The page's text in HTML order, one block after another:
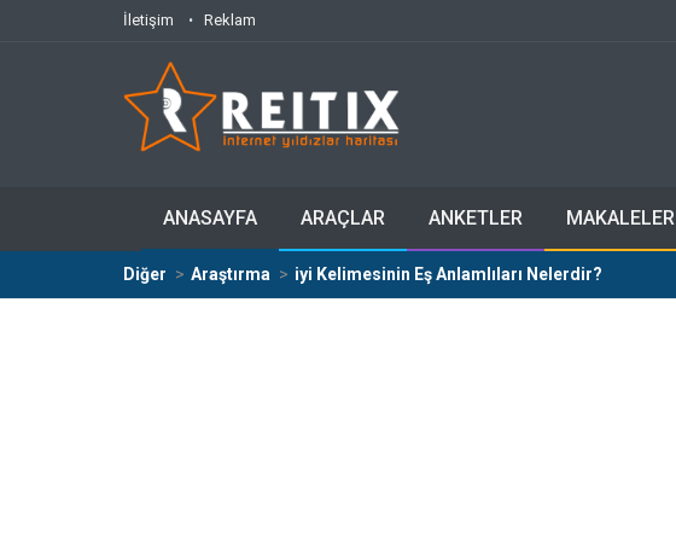
İletişim Reklam
ANASAYFA ARAÇLAR ANKETLER MAKALELER
Diğer Araştırma iyi Kelimesinin Eş Anlamlıları Nelerdir?